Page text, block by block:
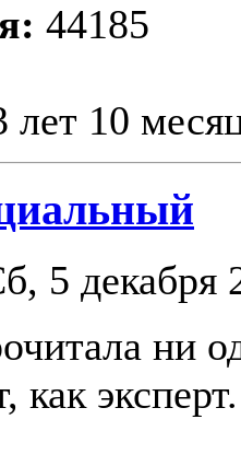
44185
лет 10
5 декабря
ни
как эксперт.